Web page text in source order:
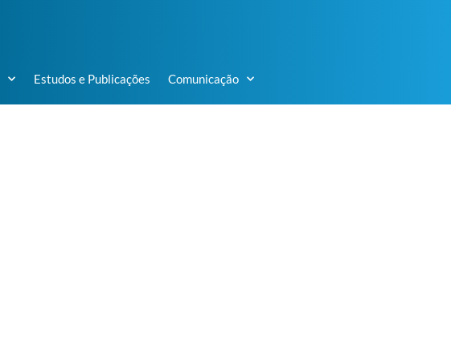
Estudos e Publicações Comunicação